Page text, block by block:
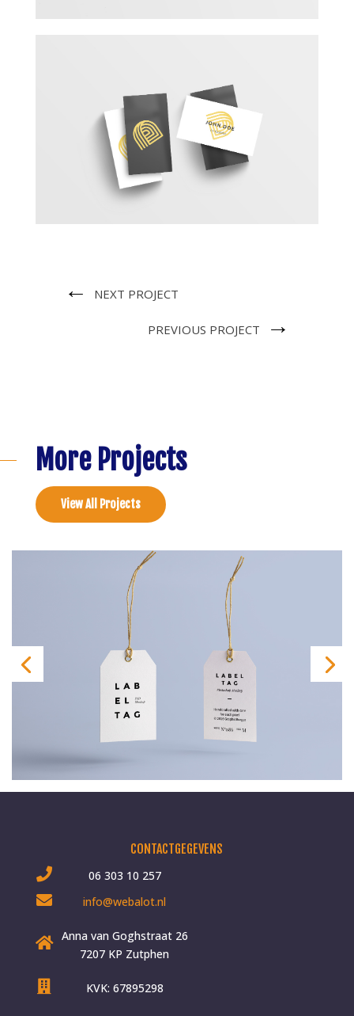
← NEXT PROJECT
PREVIOUS PROJECT →
More Projects
View All Projects
CONTACTGEGEVENS
06 303 10 257
info@webalot.nl
Anna van Goghstraat 26
7207 KP Zutphen
KVK: 67895298